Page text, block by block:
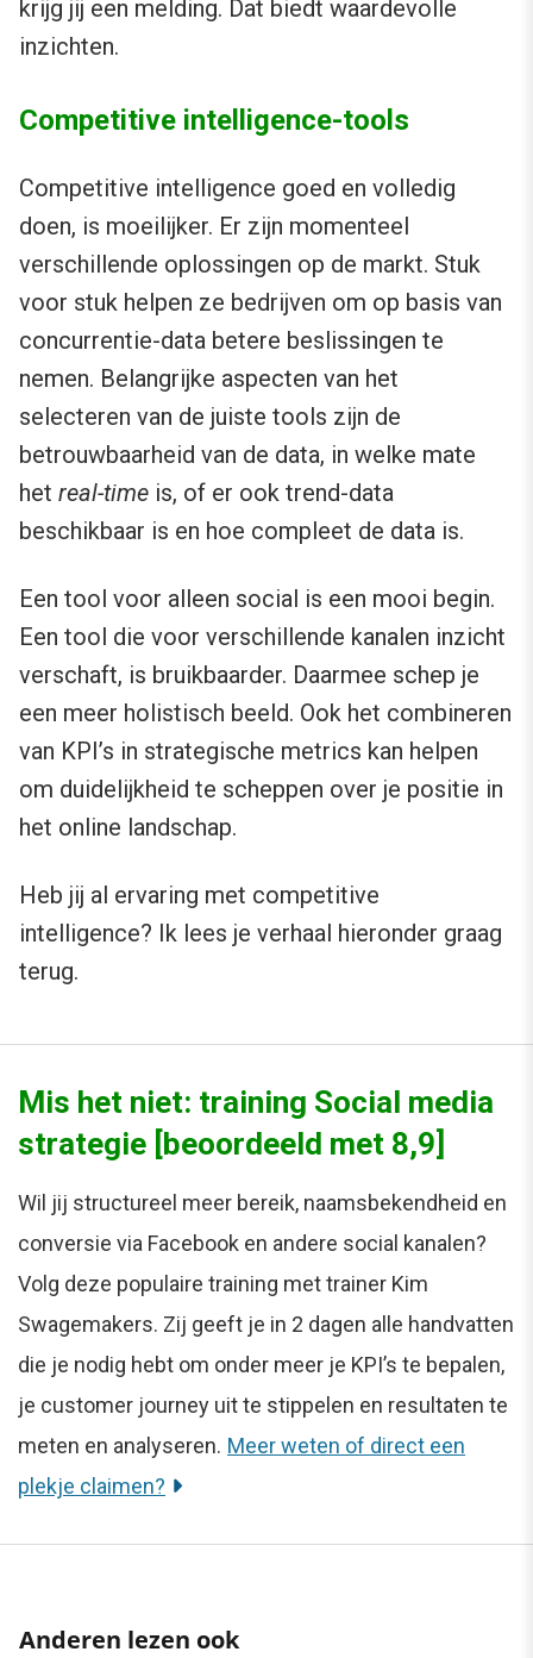
krijg jij een melding. Dat biedt waardevolle
inzichten.
Competitive intelligence-tools
Competitive intelligence goed en volledig
doen, is moeilijker. Er zijn momenteel
verschillende oplossingen op de markt. Stuk
voor stuk helpen ze bedrijven om op basis van
concurrentie-data betere beslissingen te
nemen. Belangrijke aspecten van het
selecteren van de juiste tools zijn de
betrouwbaarheid van de data, in welke mate
het real-time is, of er ook trend-data
beschikbaar is en hoe compleet de data is.
Een tool voor alleen social is een mooi begin.
Een tool die voor verschillende kanalen inzicht
verschaft, is bruikbaarder. Daarmee schep je
een meer holistisch beeld. Ook het combineren
van KPI’s in strategische metrics kan helpen
om duidelijkheid te scheppen over je positie in
het online landschap.
Heb jij al ervaring met competitive
intelligence? Ik lees je verhaal hieronder graag
terug.
Mis het niet: training Social media
strategie [beoordeeld met 8,9]
Wil jij structureel meer bereik, naamsbekendheid en
conversie via Facebook en andere social kanalen?
Volg deze populaire training met trainer Kim
Swagemakers. Zij geeft je in 2 dagen alle handvatten
die je nodig hebt om onder meer je KPI’s te bepalen,
je customer journey uit te stippelen en resultaten te
meten en analyseren. Meer weten of direct een
plekje claimen?
Anderen lezen ook